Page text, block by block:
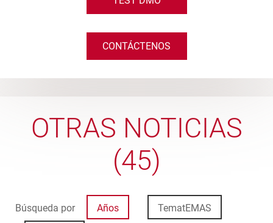
CONTÁCTENOS
OTRAS NOTICIAS
(45)
Búsqueda por Años TematEMAS